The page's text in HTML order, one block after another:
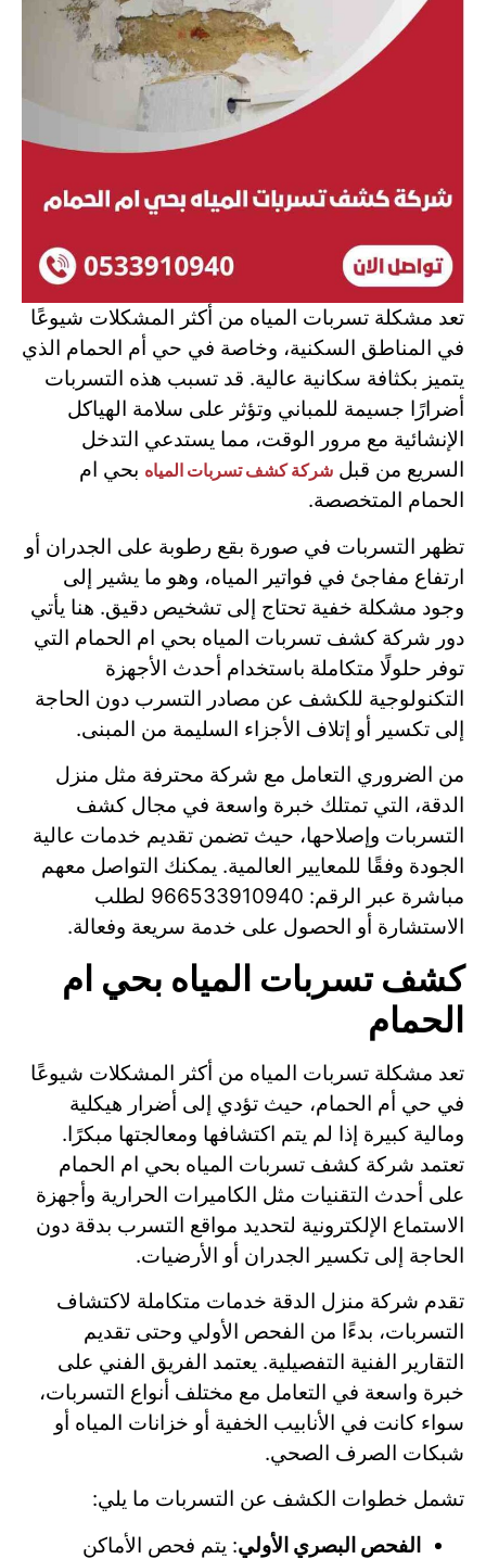
تعد مشكلة تسربات المياه من أكثر المشكلات شيوعًا
في المناطق السكنية، وخاصة في حي أم الحمام الذي
يتميز بكثافة سكانية عالية. قد تسبب هذه التسربات
أضرارًا جسيمة للمباني وتؤثر على سلامة الهياكل
الإنشائية مع مرور الوقت، مما يستدعي التدخل
السريع من قبل شركة كشف تسربات المياه بحي ام
الحمام المتخصصة.
تظهر التسربات في صورة بقع رطوبة على الجدران أو
ارتفاع مفاجئ في فواتير المياه، وهو ما يشير إلى
وجود مشكلة خفية تحتاج إلى تشخيص دقيق. هنا يأتي
دور شركة كشف تسربات المياه بحي ام الحمام التي
توفر حلولًا متكاملة باستخدام أحدث الأجهزة
التكنولوجية للكشف عن مصادر التسرب دون الحاجة
إلى تكسير أو إتلاف الأجزاء السليمة من المبنى.
من الضروري التعامل مع شركة محترفة مثل منزل
الدقة، التي تمتلك خبرة واسعة في مجال كشف
التسربات وإصلاحها، حيث تضمن تقديم خدمات عالية
الجودة وفقًا للمعايير العالمية. يمكنك التواصل معهم
مباشرة عبر الرقم: 966533910940 لطلب
الاستشارة أو الحصول على خدمة سريعة وفعالة.
كشف تسربات المياه بحي ام
الحمام
تعد مشكلة تسربات المياه من أكثر المشكلات شيوعًا
في حي أم الحمام، حيث تؤدي إلى أضرار هيكلية
ومالية كبيرة إذا لم يتم اكتشافها ومعالجتها مبكرًا.
تعتمد شركة كشف تسربات المياه بحي ام الحمام
على أحدث التقنيات مثل الكاميرات الحرارية وأجهزة
الاستماع الإلكترونية لتحديد مواقع التسرب بدقة دون
الحاجة إلى تكسير الجدران أو الأرضيات.
تقدم شركة منزل الدقة خدمات متكاملة لاكتشاف
التسربات، بدءًا من الفحص الأولي وحتى تقديم
التقارير الفنية التفصيلية. يعتمد الفريق الفني على
خبرة واسعة في التعامل مع مختلف أنواع التسربات،
سواء كانت في الأنابيب الخفية أو خزانات المياه أو
شبكات الصرف الصحي.
تشمل خطوات الكشف عن التسربات ما يلي:
الفحص البصري الأولي: يتم فحص الأماكن